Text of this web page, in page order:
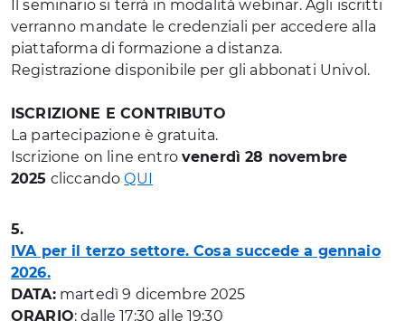
Il seminario si terrà in modalità webinar. Agli iscritti
verranno mandate le credenziali per accedere alla
piattaforma di formazione a distanza.
Registrazione disponibile per gli abbonati Univol.
ISCRIZIONE E CONTRIBUTO
La partecipazione è gratuita.
Iscrizione on line entro venerdì 28 novembre
2025 cliccandoQUI
5.
IVA per il terzo settore. Cosa succede a gennaio
2026.
DATA:martedì 9 dicembre 2025
ORARIO: dalle 17:30 alle 19:30